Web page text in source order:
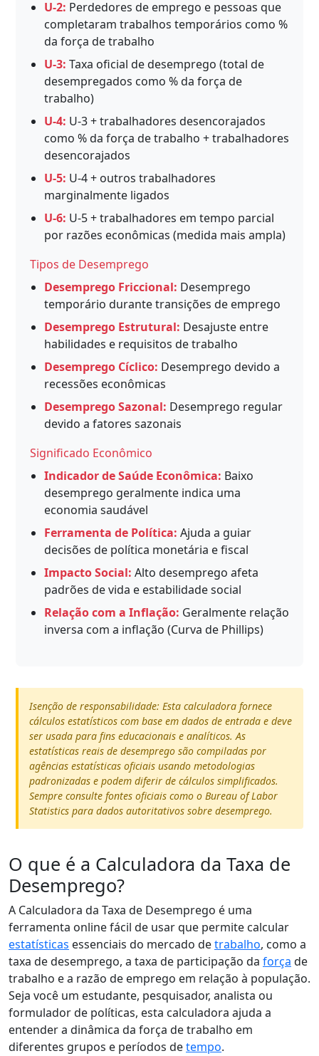
U-2: Perdedores de emprego e pessoas que
completaram trabalhos temporários como %
da força de trabalho
U-3: Taxa oficial de desemprego (total de
desempregados como % da força de
trabalho)
U-4: U-3 + trabalhadores desencorajados
como % da força de trabalho + trabalhadores
desencorajados
U-5: U-4 + outros trabalhadores
marginalmente ligados
U-6: U-5 + trabalhadores em tempo parcial
por razões econômicas (medida mais ampla)
Tipos de Desemprego
Desemprego Friccional: Desemprego
temporário durante transições de emprego
Desemprego Estrutural: Desajuste entre
habilidades e requisitos de trabalho
Desemprego Cíclico: Desemprego devido a
recessões econômicas
Desemprego Sazonal: Desemprego regular
devido a fatores sazonais
Significado Econômico
Indicador de Saúde Econômica: Baixo
desemprego geralmente indica uma
economia saudável
Ferramenta de Política: Ajuda a guiar
decisões de política monetária e fiscal
Impacto Social: Alto desemprego afeta
padrões de vida e estabilidade social
Relação com a Inflação: Geralmente relação
inversa com a inflação (Curva de Phillips)
Isenção de responsabilidade: Esta calculadora fornece
cálculos estatísticos com base em dados de entrada e deve
ser usada para fins educacionais e analíticos. As
estatísticas reais de desemprego são compiladas por
agências estatísticas oficiais usando metodologias
padronizadas e podem diferir de cálculos simplificados.
Sempre consulte fontes oficiais como o Bureau of Labor
Statistics para dados autoritativos sobre desemprego.
O que é a Calculadora da Taxa de
Desemprego?
A Calculadora da Taxa de Desemprego é uma
ferramenta online fácil de usar que permite calcular
estatísticas essenciais do mercado detrabalho, como a
taxa de desemprego, a taxa de participação da força de
trabalho e a razão de emprego em relação à população.
Seja você um estudante, pesquisador, analista ou
formulador de políticas, esta calculadora ajuda a
entender a dinâmica da força de trabalho em
diferentes grupos e períodos detempo.